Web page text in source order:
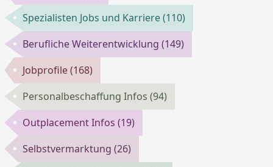
Spezialisten Jobs und Karriere(110)
Berufliche Weiterentwicklung(149)
Jobprofile(168)
Personalbeschaffung Infos(94)
Outplacement Infos(19)
Selbstvermarktung(26)